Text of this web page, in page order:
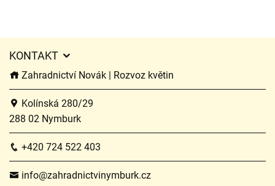
KONTAKT
Zahradnictví Novák | Rozvoz květin
Kolínská 280/29
288 02 Nymburk
+420 724 522 403
info@zahradnictvinymburk.cz